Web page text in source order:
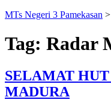
MTs Negeri 3 Pamekasan >
Tag: Radar
SELAMAT
MADURA